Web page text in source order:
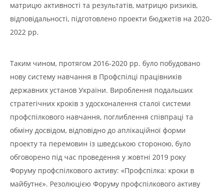
матрицю активності та результатів, матрицю ризиків,
відповідальності, підготовлено проекти бюджетів на 2020-
2022 рр.
Таким чином, протягом 2016-2020 рр. було побудовано
нову систему навчання в Профспілці працівників
державних установ України. Вироблення подальших
стратегічних кроків з удосконалення сталої системи
профспілкового навчання, поглиблення співпраці та
обміну досвідом, відповідно до аплікаційної форми
проекту та перемовин із шведською стороною, було
обговорено під час проведення у жовтні 2019 року
Форуму профспілкового активу: «Профспілка: кроки в
майбутнє». Резолюцією Форуму профспілкового активу